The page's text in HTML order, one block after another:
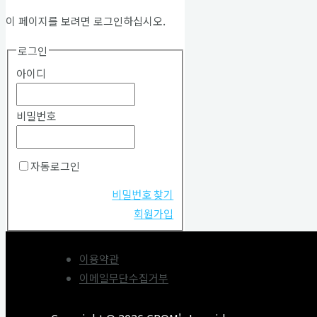
이 페이지를 보려면 로그인하십시오.
로그인
아이디
비밀번호
자동로그인
비밀번호 찾기
회원가입
이용약관
이메일무단수집거부